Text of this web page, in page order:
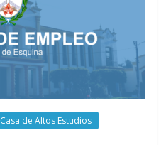
Casa de Altos Estudios